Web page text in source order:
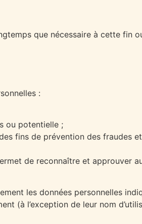
que nécessaire à cette fin
:
ou potentielle ;
fins de prévention des fraudes
de reconnaître et approuver
les données personnelles
(à l’exception de leur nom